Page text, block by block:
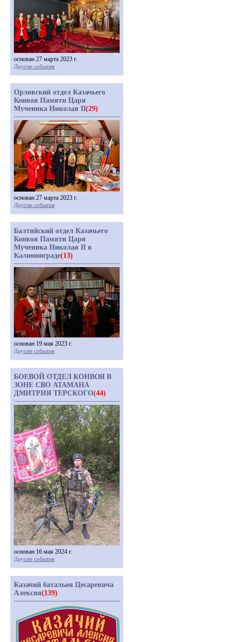
основан 27 марта 2023 г.
Другие события
Орловский отдел Казачьего
Конвоя Памяти Царя
Мученика Николая II(29)
основан 27 марта 2023 г.
Другие события
Балтийский отдел Казачьего
Конвоя Памяти Царя
Мученика Николая II в
Калининграде(13)
основан 19 мая 2023 г.
Другие события
БОЕВОЙ ОТДЕЛ КОНВОЯ В
ЗОНЕ СВО АТАМАНА
ДМИТРИЯ ТЕРСКОГО(44)
основан 16 мая 2024 г.
Другие события
Казачий батальон Цесаревича
Алексия(139)